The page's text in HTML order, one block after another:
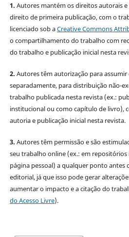
1. Autores mantém os direitos autorais
direito de primeira publicação, com o
licenciado sob aCreative Commons
o compartilhamento do trabalho com
do trabalho e publicação inicial nesta
2. Autores têm autorização para
separadamente, para distribuição não-
trabalho publicada nesta revista (ex.:
institucional ou como capítulo de livro),
autoria e publicação inicial nesta revista.
3. Autores têm permissão e são
seu trabalho online (ex.: em
página pessoal) a qualquer ponto antes
editorial, já que isso pode gerar
aumentar o impacto e a citação do
do Acesso Livre).